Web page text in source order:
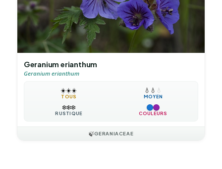
Geranium erianthum
Geranium erianthum
☀️☀️☀️
TOUS
💧 💧 💧
MOYEN
❄️❄️❄️
RUSTIQUE COULEURS
🍃GERANIACEAE